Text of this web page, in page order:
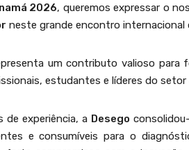
2026, queremos expressar o
neste grande encontro internacional
um contributo valioso para
estudantes e líderes do
de experiência, a Desego
e consumíveis para o